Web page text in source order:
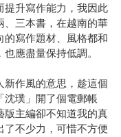
提升寫作能力，我因此
、三本書，在越南的華
的寫作題材、風格都和
應盡量保持低調。
新作風的意思，趁這個
沈璞」開了個電郵帳
版主編卻不知道我的真
了不少力，可惜不方便